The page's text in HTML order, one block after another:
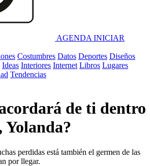
AGENDA INICIAR
Costumbres Datos Deportes Diseños
Ideas Interiores Internet Libros Lugares
Tendencias
de ti dentro
Yolanda?
perdidas está también el germen de las
por llegar.